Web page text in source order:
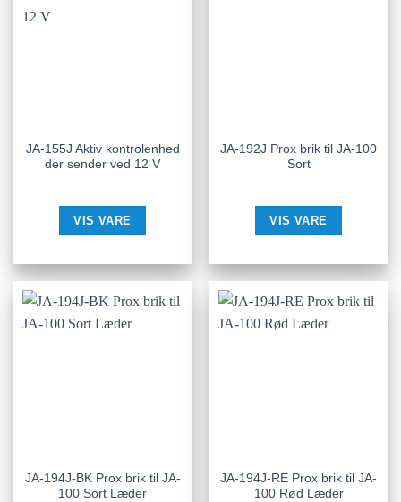
JA-155J Aktiv kontrolenhed
der sender ved 12 V
VIS VARE
JA-192J Prox brik til JA-100
Sort
VIS VARE
JA-194J-BK Prox brik til JA-
100 Sort Læder
JA-194J-RE Prox brik til JA-
100 Rød Læder